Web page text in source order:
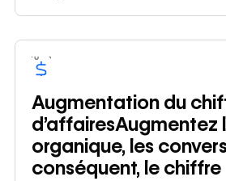
Augmentation du
d’affairesAugmentez
organique, les
conséquent, le chiffre